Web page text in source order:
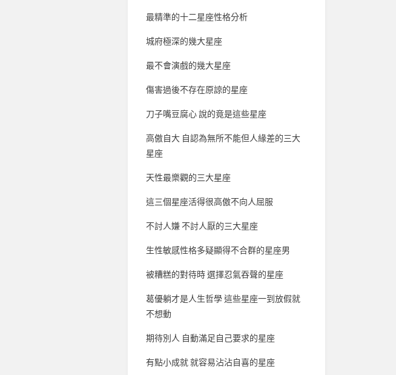
最精準的十二星座性格分析
城府極深的幾大星座
最不會演戲的幾大星座
傷害過後不存在原諒的星座
刀子嘴豆腐心 說的竟是這些星座
高傲自大 自認為無所不能但人緣差的三大
星座
天性最樂觀的三大星座
這三個星座活得很高傲不向人屈服
不討人嫌 不討人厭的三大星座
生性敏感性格多疑顯得不合群的星座男
被糟糕的對待時 選擇忍氣吞聲的星座
葛優躺才是人生哲學 這些星座一到放假就
不想動
期待別人 自動滿足自己要求的星座
有點小成就 就容易沾沾自喜的星座